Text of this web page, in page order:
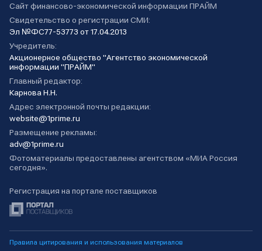
Сайт финансово-экономической информации ПРАЙМ
Свидетельство о регистрации СМИ:
Эл №ФС77-53773 от 17.04.2013
Учредитель:
Акционерное общество "Агентство экономической
информации "ПРАЙМ"
Главный редактор:
Карнова Н.Н.
Адрес электронной почты редакции:
website@1prime.ru
Размещение рекламы:
adv@1prime.ru
Фотоматериалы предоставлены агентством «МИА Россия
сегодня».
Регистрация на портале поставщиков
Правила цитирования и использования материалов